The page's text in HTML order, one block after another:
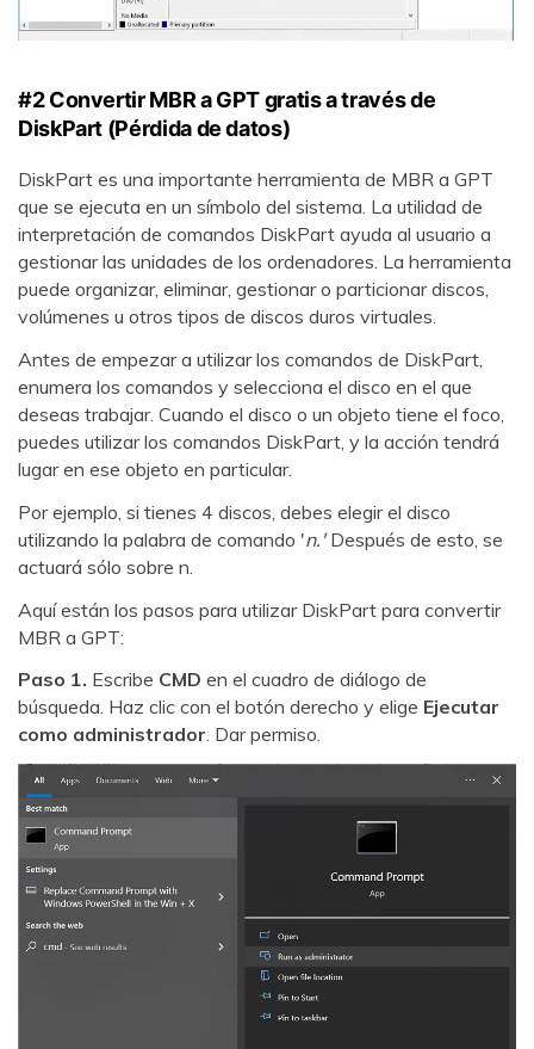
#2 Convertir MBR a GPT gratis a través de
DiskPart (Pérdida de datos)
DiskPart es una importante herramienta de MBR a GPT
que se ejecuta en un símbolo del sistema. La utilidad de
interpretación de comandos DiskPart ayuda al usuario a
gestionar las unidades de los ordenadores. La herramienta
puede organizar, eliminar, gestionar o particionar discos,
volúmenes u otros tipos de discos duros virtuales.
Antes de empezar a utilizar los comandos de DiskPart,
enumera los comandos y selecciona el disco en el que
deseas trabajar. Cuando el disco o un objeto tiene el foco,
puedes utilizar los comandos DiskPart, y la acción tendrá
lugar en ese objeto en particular.
Por ejemplo, si tienes 4 discos, debes elegir el disco
utilizando la palabra de comando 'n.' Después de esto, se
actuará sólo sobre n.
Aquí están los pasos para utilizar DiskPart para convertir
MBR a GPT:
Paso 1. Escribe CMD en el cuadro de diálogo de
búsqueda. Haz clic con el botón derecho y elige Ejecutar
como administrador. Dar permiso.